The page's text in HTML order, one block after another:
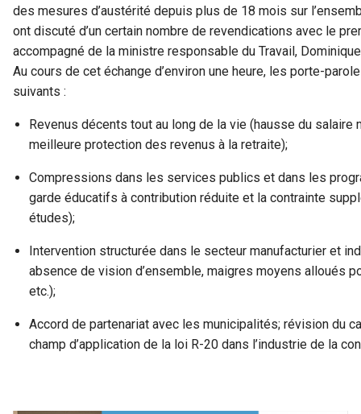
des mesures d’austérité depuis plus de 18 mois sur
ont discuté d’un certain nombre de revendications avec le
accompagné de la ministre responsable du Travail,
Au cours de cet échange d’environ une heure, les porte-
suivants :
Revenus décents tout au long de la vie (hausse du salaire
meilleure protection des revenus à la retraite);
Compressions dans les services publics et dans les
garde éducatifs à contribution réduite et la contrainte
études);
Intervention structurée dans le secteur manufacturier et
absence de vision d’ensemble, maigres moyens alloués
etc.);
Accord de partenariat avec les municipalités; révision du
champ d’application de la loi R-20 dans l’industrie de la